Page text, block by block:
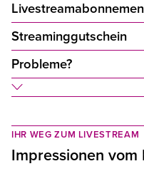
Streaminggutschein
Probleme?
IHR WEG ZUM LIVESTREAM
Impressionen vom